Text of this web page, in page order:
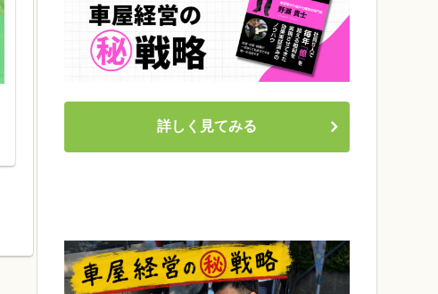
詳しく見てみる